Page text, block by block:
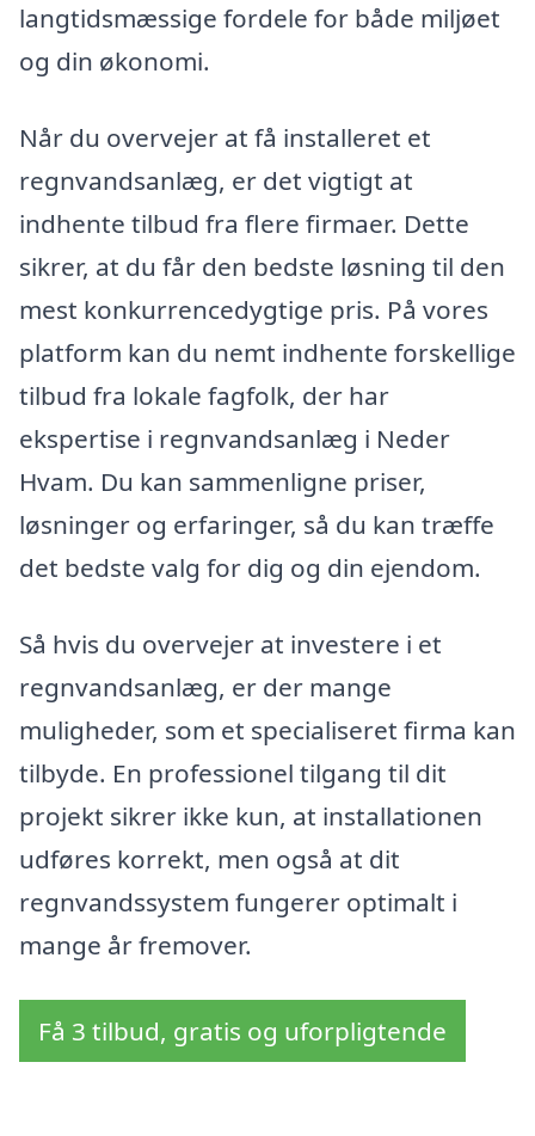
langtidsmæssige fordele for både miljøet
og din økonomi.
Når du overvejer at få installeret et
regnvandsanlæg, er det vigtigt at
indhente tilbud fra flere firmaer. Dette
sikrer, at du får den bedste løsning til den
mest konkurrencedygtige pris. På vores
platform kan du nemt indhente forskellige
tilbud fra lokale fagfolk, der har
ekspertise i regnvandsanlæg i Neder
Hvam. Du kan sammenligne priser,
løsninger og erfaringer, så du kan træffe
det bedste valg for dig og din ejendom.
Så hvis du overvejer at investere i et
regnvandsanlæg, er der mange
muligheder, som et specialiseret firma kan
tilbyde. En professionel tilgang til dit
projekt sikrer ikke kun, at installationen
udføres korrekt, men også at dit
regnvandssystem fungerer optimalt i
mange år fremover.
Få 3 tilbud, gratis og uforpligtende